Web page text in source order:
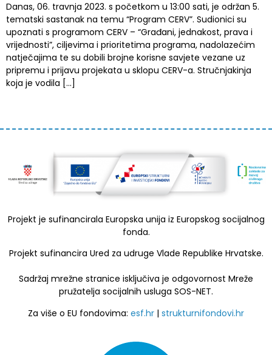
Danas, 06. travnja 2023. s početkom u 13:00 sati, je održan 5.
tematski sastanak na temu “Program CERV”. Sudionici su
upoznati s programom CERV – “Građani, jednakost, prava i
vrijednosti”, ciljevima i prioritetima programa, nadolazećim
natječajima te su dobili brojne korisne savjete vezane uz
pripremu i prijavu projekata u sklopu CERV-a. Stručnjakinja
koja je vodila […]
Projekt je sufinancirala Europska unija iz Europskog socijalnog
fonda.
Projekt sufinancira Ured za udruge Vlade Republike Hrvatske.
Sadržaj mrežne stranice isključiva je odgovornost Mreže
pružatelja socijalnih usluga SOS-NET.
Za više o EU fondovima: esf.hr | strukturnifondovi.hr